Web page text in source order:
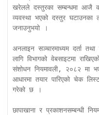
खरेलले दस्तुरका सम्बन्धमा आजै
व्यवस्था भएको दस्तुर घटाउनका
जनाउनुभयो ।
अनलाइन सञ्चारमाध्यम दर्ता
लागि विभागको वेबसाइटमा
संशोधन नियमावली, २०८२ मा
आधारमा तयार पारिएको चेक
गरेको छ ।
छापाखाना र प्रकाशनसम्बन्धी